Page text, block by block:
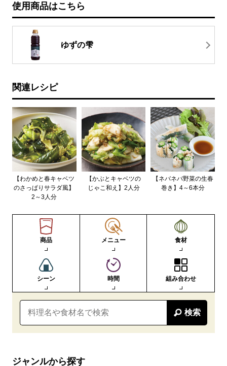
使用商品はこちら
ゆずの雫
関連レシピ
【わかめと春キャベツ
のさっぱりサラダ風】
2～3人分
【かぶとキャベツの
じゃこ和え】2人分
【ネバネバ野菜の生春
巻き】4～6本分
商品 メニュー 食材
シーン 時間 組み合わせ
検索
ジャンルから探す